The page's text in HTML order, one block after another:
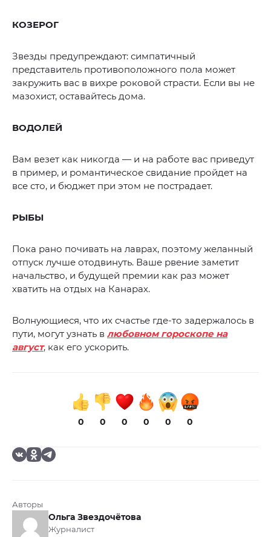
КОЗЕРОГ
Звезды предупреждают: симпатичный
представитель противоположного пола может
закружить вас в вихре роковой страсти. Если вы не
мазохист, оставайтесь дома.
ВОДОЛЕЙ
Вам везет как никогда — и на работе вас приведут
в пример, и романтическое свидание пройдет на
все сто, и бюджет при этом не пострадает.
РЫБЫ
Пока рано почивать на лаврах, поэтому желанный
отпуск лучше отодвинуть. Ваше рвение заметит
начальство, и будущей премии как раз может
хватить на отдых на Канарах.
Волнующиеся, что их счастье где-то задержалось в
пути, могут узнать в любовном гороскопе на
август, как его ускорить.
0 0 0 0 0 0
Авторы
Ольга Звездочётова
Журналист